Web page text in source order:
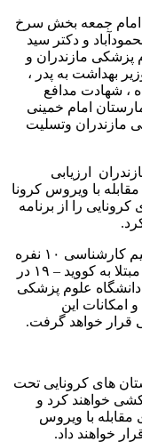
امام جمعه بخش سرخ
و دکتر سید
مازندران و
بهداشت به پدر ،
، شهادت مدافع
امام خمینی
مازندران وتسلیت
ارزیابی
با ویروس کرونا
را از برنامه
دکتر ناصحي گفت : با دستور وزیر بهداشت تیم کارشناسی ۱۰ نفره
از تمام بیمارستان های مازندران که بیماران مبتلا به کووید – ۱۹ در
دانشگاه علوم پزشکی
امکانات این
قرار خواهد گرفت.
های کرونایی تحت
خواهند کرد و
مقابله با ویروس
خواهند داد.